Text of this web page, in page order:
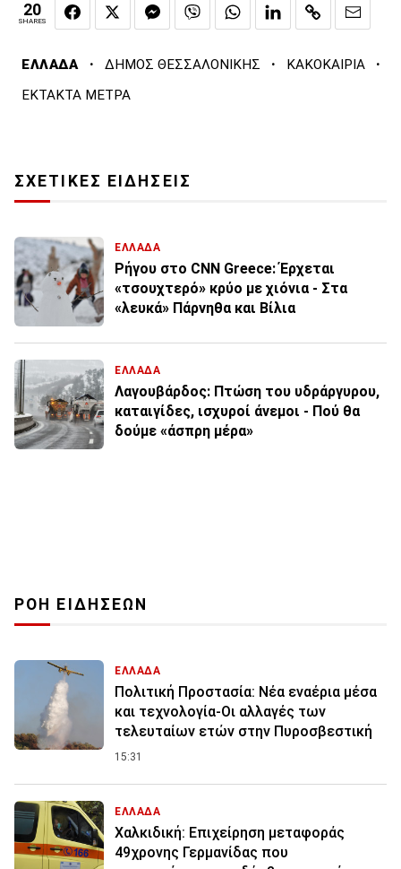
20
SHARES
ΕΛΛΑΔΑ · ΔΗΜΟΣ ΘΕΣΣΑΛΟΝΙΚΗΣ · ΚΑΚΟΚΑΙΡΙΑ ·
ΕΚΤΑΚΤΑ ΜΕΤΡΑ
ΣΧΕΤΙΚΕΣ ΕΙΔΗΣΕΙΣ
ΕΛΛΑΔΑ
Ρήγου στο CNN Greece: Έρχεται
«τσουχτερό» κρύο με χιόνια - Στα
«λευκά» Πάρνηθα και Βίλια
ΕΛΛΑΔΑ
Λαγουβάρδος: Πτώση του υδράργυρου,
καταιγίδες, ισχυροί άνεμοι - Πού θα
δούμε «άσπρη μέρα»
ΡΟΗ ΕΙΔΗΣΕΩΝ
ΕΛΛΑΔΑ
Πολιτική Προστασία: Νέα εναέρια μέσα
και τεχνολογία-Οι αλλαγές των
τελευταίων ετών στην Πυροσβεστική
15:31
ΕΛΛΑΔΑ
Χαλκιδική: Επιχείρηση μεταφοράς
49χρονης Γερμανίδας που